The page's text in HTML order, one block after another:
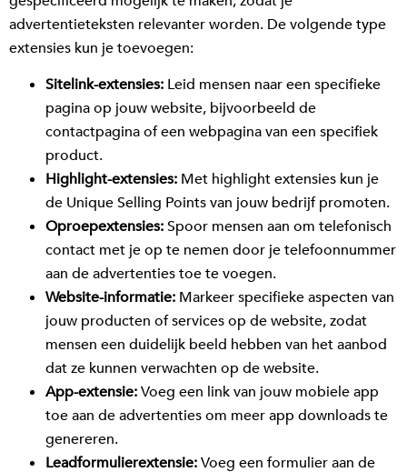
advertentieteksten relevanter worden. De volgende type
extensies kun je toevoegen:
Sitelink-extensies: Leid mensen naar een specifieke
pagina op jouw website, bijvoorbeeld de
contactpagina of een webpagina van een specifiek
product.
Highlight-extensies: Met highlight extensies kun je
de Unique Selling Points van jouw bedrijf promoten.
Oproepextensies:Spoor mensen aan om telefonisch
contact met je op te nemen door je telefoonnummer
aan de advertenties toe te voegen.
Website-informatie: Markeer specifieke aspecten van
jouw producten of services op de website, zodat
mensen een duidelijk beeld hebben van het aanbod
dat ze kunnen verwachten op de website.
App-extensie:Voeg een link van jouw mobiele app
toe aan de advertenties om meer app downloads te
genereren.
Leadformulierextensie:Voeg een formulier aan de